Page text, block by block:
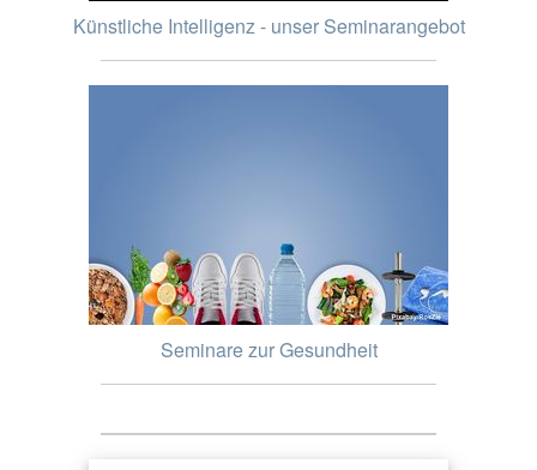
Künstliche Intelligenz - unser Seminarangebot
Seminare zur Gesundheit